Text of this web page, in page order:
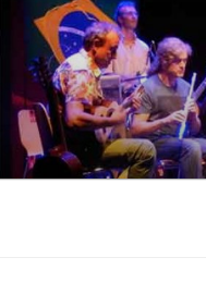
content